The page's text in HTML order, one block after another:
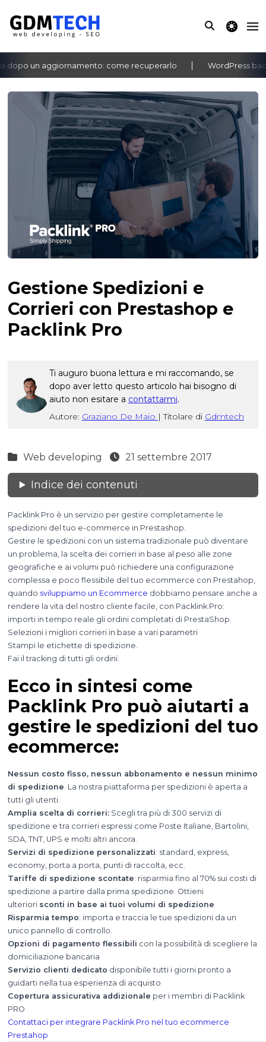
theme
un aggiornamento: come recuperarlo WordPress
‹ ›
Gestione Spedizioni e
Corrieri con Prestashop e
Packlink Pro
Ti auguro buona lettura e mi raccomando, se
dopo aver letto questo articolo hai bisogno di
aiuto non esitare a contattarmi.
Autore: Graziano De Maio | Titolare di Gdmtech
Web developing 21 settembre 2017
Indice dei contenuti
Packlink Pro è un servizio per gestire completamente le
spedizioni del tuo e-commerce in Prestashop.
Gestire le spedizioni con un sistema tradizionale può diventare
un problema, la scelta dei corrieri in base al peso alle zone
geografiche e ai volumi può richiedere una configurazione
complessa e poco flessibile del tuo ecommerce con Prestahop,
quando sviluppiamo un Ecommerce dobbiamo pensare anche a
rendere la vita del nostro cliente facile, con Packlink Pro:
importi in tempo reale gli ordini completati di PrestaShop​.
Selezioni i migliori corrieri in base a vari parametri
Stampi le etichette di spedizione​.
Fai il tracking di tutti gli ordini​.
Ecco in sintesi come
Packlink Pro può aiutarti a
gestire le spedizioni del tuo
ecommerce:
Nessun costo fisso, nessun abbonamento e nessun minimo
di spedizione. La nostra piattaforma per spedizioni è aperta a
tutti gli utenti.
Amplia scelta di corrieri:Scegli tra più di 300 servizi di
spedizione e tra corrieri espressi come Poste Italiane, Bartolini,
SDA, TNT, UPS e molti altri ancora.
Servizi di spedizione personalizzati: standard, express,
economy, porta a porta, punti di raccolta, ecc.
Tariffe di spedizione scontate: risparmia fino al 70% sui costi di
spedizione a partire dalla prima spedizione. Ottieni
ulteriori sconti in base ai tuoi volumi di spedizione
Risparmia tempo: importa e traccia le tue spedizioni da un
unico pannello di controllo.
Opzioni di pagamento flessibili con la possibilità di scegliere la
domiciliazione bancaria
Servizio clienti dedicato disponibile tutti i giorni pronto a
guidarti nella tua esperienza di acquisto
Copertura assicurativa addizionale per i membri di Packlink
PRO
Contattaci per integrare Packlink Pro nel tuo ecommerce
Prestahop